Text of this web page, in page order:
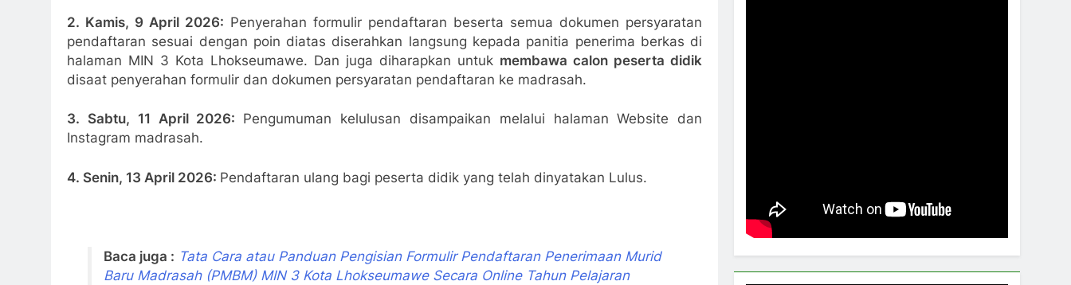
2. Kamis, 9 April 2026: Penyerahan formulir pendaftaran beserta semua dokumen persyaratan
pendaftaran sesuai dengan poin diatas diserahkan langsung kepada panitia penerima berkas di
halaman MIN 3 Kota Lhokseumawe. Dan juga diharapkan untuk membawa calon peserta didik
disaat penyerahan formulir dan dokumen persyaratan pendaftaran ke madrasah.
3. Sabtu, 11 April 2026: Pengumuman kelulusan disampaikan melalui halaman Website dan
Instagram madrasah.
4. Senin, 13 April 2026: Pendaftaran ulang bagi peserta didik yang telah dinyatakan Lulus.
Baca juga : Tata Cara atau Panduan Pengisian Formulir Pendaftaran Penerimaan Murid
Baru Madrasah (PMBM) MIN 3 Kota Lhokseumawe Secara Online Tahun Pelajaran